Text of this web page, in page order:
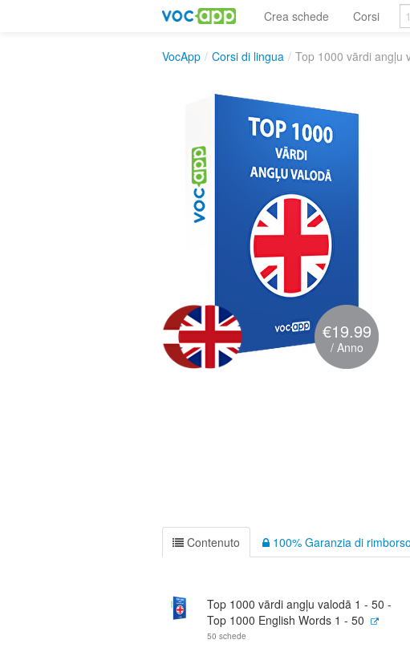
Crea schede Corsi
VocApp / Corsi di lingua / Top 1000 vārdi angļu
€19.99
/ Anno
Contenuto 100% Garanzia di rimborso
Top 1000 vārdi angļu valodā 1 - 50 -
Top 1000 English Words 1 - 50
50 schede